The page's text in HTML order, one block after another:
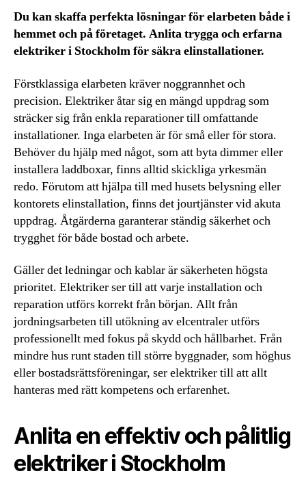
Du kan skaffa perfekta lösningar för elarbeten både i
hemmet och på företaget. Anlita trygga och erfarna
elektriker i Stockholm för säkra elinstallationer.
Förstklassiga elarbeten kräver noggrannhet och
precision. Elektriker åtar sig en mängd uppdrag som
sträcker sig från enkla reparationer till omfattande
installationer. Inga elarbeten är för små eller för stora.
Behöver du hjälp med något, som att byta dimmer eller
installera laddboxar, finns alltid skickliga yrkesmän
redo. Förutom att hjälpa till med husets belysning eller
kontorets elinstallation, finns det jourtjänster vid akuta
uppdrag. Åtgärderna garanterar ständig säkerhet och
trygghet för både bostad och arbete.
Gäller det ledningar och kablar är säkerheten högsta
prioritet. Elektriker ser till att varje installation och
reparation utförs korrekt från början. Allt från
jordningsarbeten till utökning av elcentraler utförs
professionellt med fokus på skydd och hållbarhet. Från
mindre hus runt staden till större byggnader, som höghus
eller bostadsrättsföreningar, ser elektriker till att allt
hanteras med rätt kompetens och erfarenhet.
Anlita en effektiv och pålitlig
elektriker i Stockholm